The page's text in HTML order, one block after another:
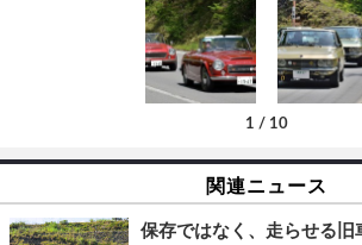
1 / 10
関連ニュース
保存ではなく、走らせる